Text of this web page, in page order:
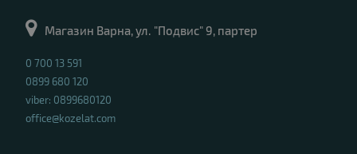
Магазин Варна, ул. "Подвис" 9, партер
0 700 13 591
0899 680 120
viber: 0899680120
office@kozelat.com